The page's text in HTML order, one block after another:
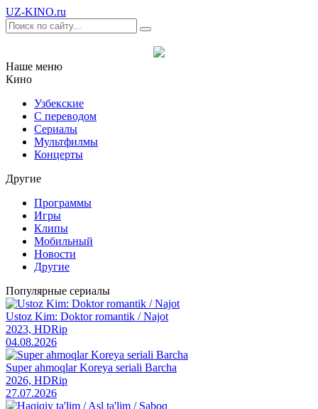
UZ-KINO.ru
Наше меню
Кино
Узбекские
С переводом
Сериалы
Мультфилмы
Концерты
Другие
Программы
Игры
Клипы
Мобильный
Новости
Другие
Популярные сериалы
Ustoz Kim: Doktor romantik / Najot
2023, HDRip
04.08.2026
Super ahmoqlar Koreya seriali Barcha
2026, HDRip
27.07.2026